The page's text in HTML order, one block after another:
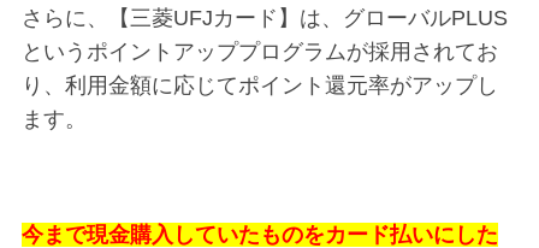
さらに、【三菱UFJカード】は、グローバルPLUS
というポイントアッププログラムが採用されてお
り、利用金額に応じてポイント還元率がアップし
ます。
今まで現金購入していたものをカード払いにした